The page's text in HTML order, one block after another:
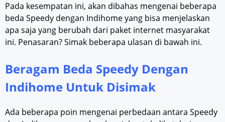
Pada kesempatan ini, akan dibahas mengenai beberapa
beda Speedy dengan Indihome yang bisa menjelaskan
apa saja yang berubah dari paket internet masyarakat
ini. Penasaran? Simak beberapa ulasan di bawah ini.
Beragam Beda Speedy Dengan
Indihome Untuk Disimak
Ada beberapa poin mengenai perbedaan antara Speedy